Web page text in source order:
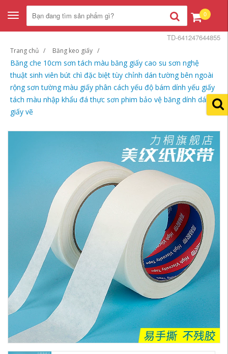
Toggle
navigation
0
Trang chủ Băng keo giấy
Băng che 10cm sơn tách màu băng giấy cao su sơn nghệ
thuật sinh viên bút chì đặc biệt tùy chỉnh dán tường bên ngoài
rộng sơn tường màu giấy phân cách yếu độ bám dính yếu giấy
tách màu nhập khẩu đá thực sơn phim bảo vệ băng dính dán
giấy vẽ
TD-641247644855